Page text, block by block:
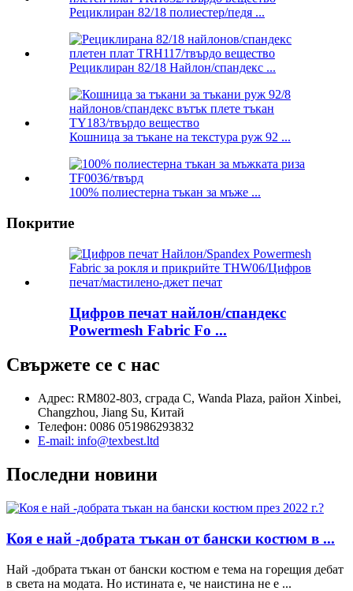
Рециклиран 82/18 полиестер/педя ...
Рециклиран 82/18 Найлон/спандекс ...
Кошница за тъкане на текстура руж 92 ...
100% полиестерна тъкан за мъже ...
Покритие
Цифров печат найлон/спандекс
Powermesh Fabric Fo ...
Свържете се с нас
Адрес: RM802-803, сграда C, Wanda Plaza, район Xinbei,
Changzhou, Jiang Su, Китай
Телефон: 0086 051986293832
E-mail: info@texbest.ltd
Последни новини
Коя е най -добрата тъкан от бански костюм в ...
Най -добрата тъкан от бански костюм е тема на горещия дебат
в света на модата. Но истината е, че наистина не е ...